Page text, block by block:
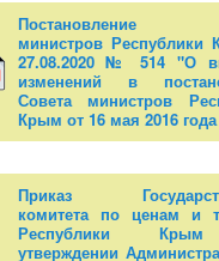
Постановление
министров Республики
27.08.2020 № 514 "О
изменений в
Совета министров
Крым от 16 мая 2016
Приказ
комитета по ценам и
Республики
утверждении